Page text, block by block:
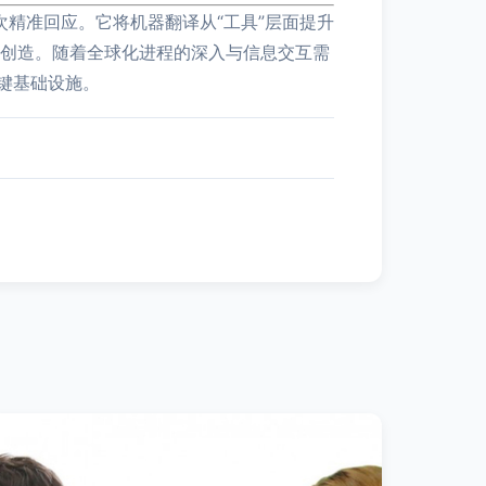
准回应。它将机器翻译从“工具”层面提升
造。随着全球化进程的深入与信息交互需
础设施。